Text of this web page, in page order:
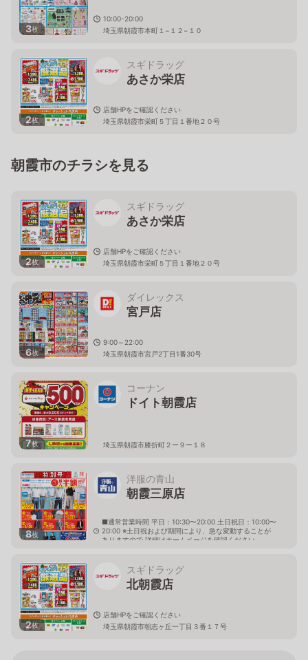
3枚
10:00-20:00
埼玉県朝霞市本町１−１２−１０
2枚
スギドラッグ
あさか栄店
店舗HPをご確認ください
埼玉県朝霞市栄町５丁目１番地２０号
朝霞市のチラシを見る
2枚
スギドラッグ
あさか栄店
店舗HPをご確認ください
埼玉県朝霞市栄町５丁目１番地２０号
6枚
ダイレックス
宮戸店
9:00～22:00
埼玉県朝霞市宮戸2丁目1番30号
7枚
コーナン
ドイト朝霞店
埼玉県朝霞市膝折町２ー９ー１８
8枚
洋服の青山
朝霞三原店
■通常営業時間 平日：10:30〜20:00 土日祝日：10:00〜
20:00 ※土日祝および期間により、急な変動することが
ありますので 詳細はホームページを確認ください
2枚
スギドラッグ
北朝霞店
店舗HPをご確認ください
埼玉県朝霞市朝志ヶ丘一丁目３番１７号